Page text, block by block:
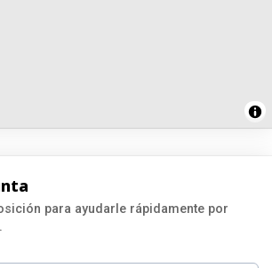
para ayudarle rápidamente por